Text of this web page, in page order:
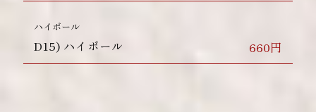
ハイボール
D15) ハイボール 660円